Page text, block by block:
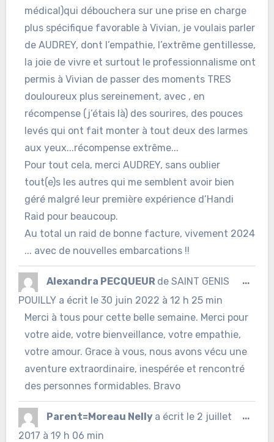
médical)qui débouchera sur une prise en charge
plus spécifique favorable à Vivian, je voulais parler
de AUDREY, dont l’empathie, l’extrême gentillesse,
la joie de vivre et surtout le professionnalisme ont
permis à Vivian de passer des moments TRES
douloureux plus sereinement, avec , en
récompense (j’étais là) des sourires, des pouces
levés qui ont fait monter à tout deux des larmes
aux yeux...récompense extrême...
Pour tout cela, merci AUDREY, sans oublier
tout(e)s les autres qui me semblent avoir bien
géré malgré leur première expérience d’Handi
Raid pour beaucoup.
Au total un raid de bonne facture, vivement 2024
... avec de nouvelles embarcations !!
Alexandra PECQUEUR de SAINT GENIS
POUILLY a écrit le30 juin 2022 à 12 h 25 min
Merci à tous pour cette belle semaine. Merci pour
votre aide, votre bienveillance, votre empathie,
votre amour. Grace à vous, nous avons vécu une
aventure extraordinaire, inespérée et rencontré
des personnes formidables. Bravo
...
Parent=Moreau Nelly a écrit le2 juillet
2017 à 19 h 06 min
...